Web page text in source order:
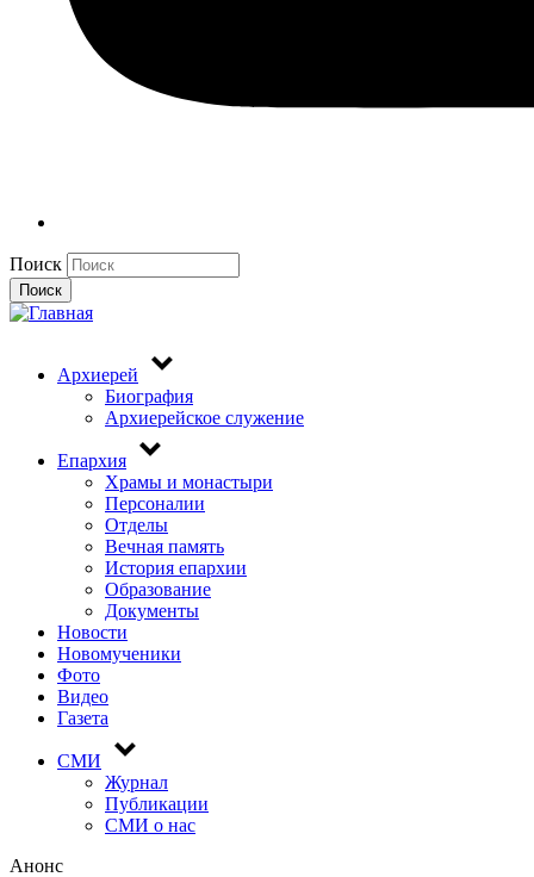
Поиск
Поиск
Архиерей
Биография
Архиерейское служение
Епархия
Храмы и монастыри
Персоналии
Отделы
Вечная память
История епархии
Образование
Документы
Новости
Новомученики
Фото
Видео
Газета
СМИ
Журнал
Публикации
СМИ о нас
Анонс